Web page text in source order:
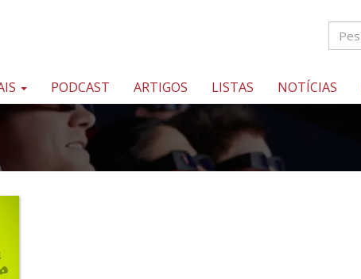
PODCAST ARTIGOS LISTAS NOTÍCIAS